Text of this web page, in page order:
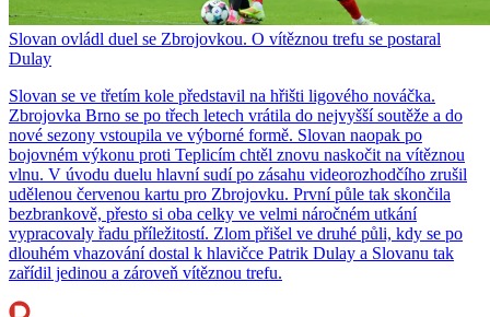
Slovan ovládl duel se Zbrojovkou. O vítěznou trefu se postaral
Dulay
Slovan se ve třetím kole představil na hřišti ligového nováčka.
Zbrojovka Brno se po třech letech vrátila do nejvyšší soutěže a do
nové sezony vstoupila ve výborné formě. Slovan naopak po
bojovném výkonu proti Teplicím chtěl znovu naskočit na vítěznou
vlnu. V úvodu duelu hlavní sudí po zásahu videorozhodčího zrušil
udělenou červenou kartu pro Zbrojovku. První půle tak skončila
bezbrankově, přesto si oba celky ve velmi náročném utkání
vypracovaly řadu příležitostí. Zlom přišel ve druhé půli, kdy se po
dlouhém vhazování dostal k hlavičce Patrik Dulay a Slovanu tak
zařídil jedinou a zároveň vítěznou trefu.